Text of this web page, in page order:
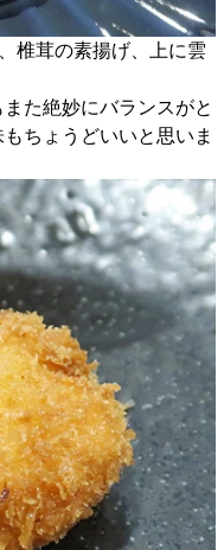
椎茸の素揚げ、上に雲
た絶妙にバランスがと
ちょうどいいと思いま